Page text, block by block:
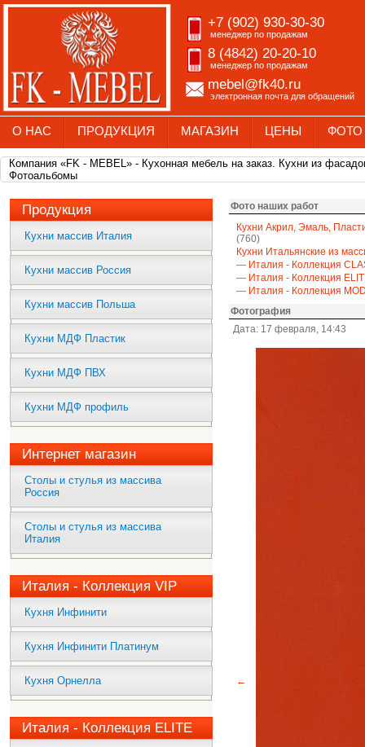
+7 (902) 930-30-30
менеджер по продажам
8 (4842) 20-20-10
менеджер по продажам
mebel@fk40.ru
электронная почта для обращений
О НАС ПРОДУКЦИЯ МАГАЗИН ЦЕНЫ ФОТО
Компания «FK - MEBEL» - Кухонная мебель на заказ. Кухни из
Фотоальбомы
Продукция
Кухни массив Италия
Кухни массив Россия
Кухни массив Польша
Кухни МДФ Пластик
Кухни МДФ ПВХ
Кухни МДФ профиль
Интернет магазин
Столы и стулья из массива
Россия
Столы и стулья из массива
Италия
Италия - Коллекция VIP
Кухня Инфинити
Кухня Инфинити Платинум
Кухня Орнелла
Италия - Коллекция ELITE
Фото наших работ
Кухни Акрил, Эмаль,
(760)
Кухни Итальянские из
— Италия - Коллекция
— Италия - Коллекция
— Италия - Коллекция
Фотография
Дата: 17 февраля, 14:43
←